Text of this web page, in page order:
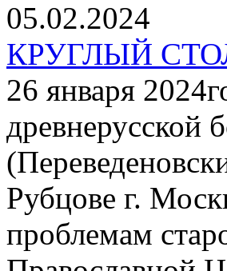
05.02.2024
КРУГЛЫЙ
26 января
древнерусской
Рубцове г.
проблемам